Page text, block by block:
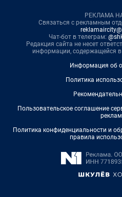
РЕКЛАМА
Связаться с рекламным
Чат-бот в телеграм:
Редакция сайта не несет
информации, содержащейся
Информация об
Политика
Пользовательское соглашение
Политика конфиденциальности и
правила